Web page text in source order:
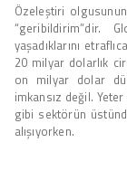
Özeleştiri
“geribildirim”dir.
yaşadıklarını
20 milyar dolarlık
on milyar dolar
imkansız değil.
gibi sektörün
alışıyorken.